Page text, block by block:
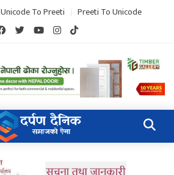
Unicode To Preeti Preeti To Unicode